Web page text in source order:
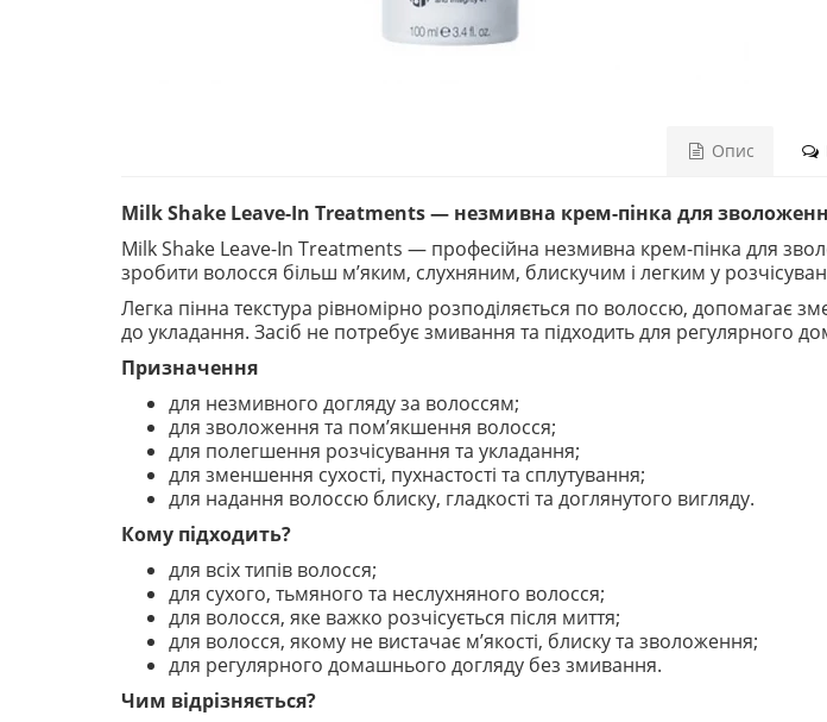
Опис
Milk Shake Leave-In Treatments — незмивна крем-пінка для
Milk Shake Leave-In Treatments — професійна незмивна крем-пінка для
зробити волосся більш м’яким, слухняним, блискучим і легким у
Легка пінна текстура рівномірно розподіляється по волоссю, допомагає
до укладання. Засіб не потребує змивання та підходить для регулярного
Призначення
для незмивного догляду за волоссям;
для зволоження та пом’якшення волосся;
для полегшення розчісування та укладання;
для зменшення сухості, пухнастості та сплутування;
для надання волоссю блиску, гладкості та доглянутого вигляду.
Кому підходить?
для всіх типів волосся;
для сухого, тьмяного та неслухняного волосся;
для волосся, яке важко розчісується після миття;
для волосся, якому не вистачає м’якості, блиску та зволоження;
для регулярного домашнього догляду без змивання.
Чим відрізняється?